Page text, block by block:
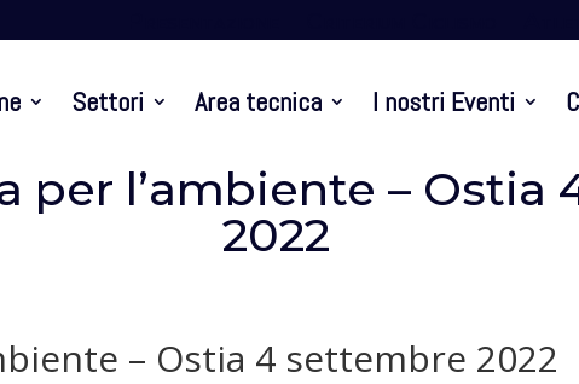
Settori Area tecnica I nostri Eventi
per l’ambiente – Ostia
2022
– Ostia 4 settembre 2022